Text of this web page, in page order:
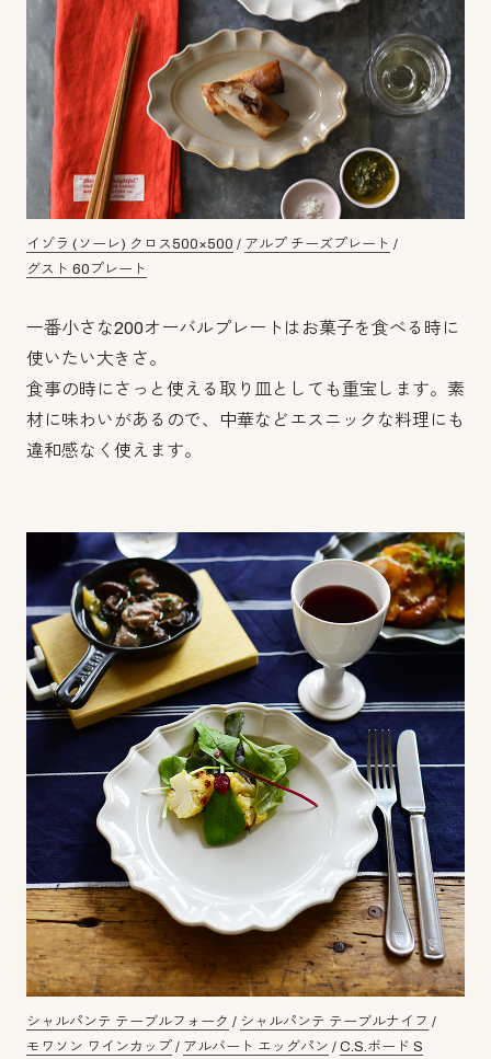
イゾラ (ソーレ) クロス500×500 / アルプ チーズプレート /
グスト 60プレート
一番小さな200オーバルプレートはお菓子を食べる時に
使いたい大きさ。
食事の時にさっと使える取り皿としても重宝します。素
材に味わいがあるので、中華などエスニックな料理にも
違和感なく使えます。
シャルパンテ テーブルフォーク / シャルパンテ テーブルナイフ /
モワソン ワインカップ / アルバート エッグパン / C.S.ボード S